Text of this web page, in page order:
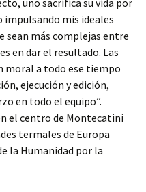
uno sacrifica su vida por
impulsando mis ideales
sean más complejas entre
en dar el resultado. Las
moral a todo ese tiempo
ejecución y edición,
en todo el equipo”.
el centro de Montecatini
termales de Europa
la Humanidad por la